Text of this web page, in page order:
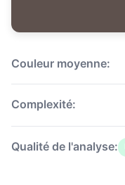
Couleur moyenne:
Complexité:
Qualité de l'analyse: